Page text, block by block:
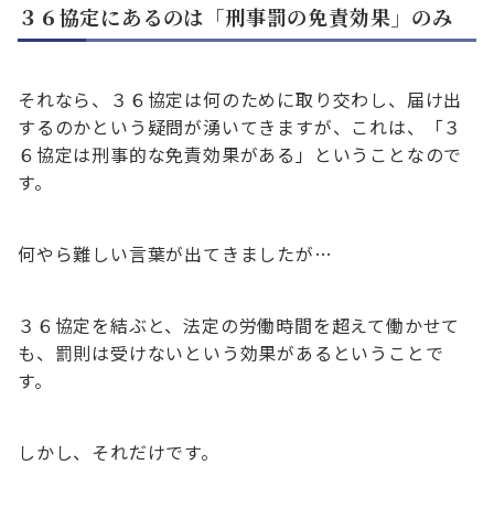
３６協定にあるのは「刑事罰の免責効果」のみ
それなら、３６協定は何のために取り交わし、届け出
するのかという疑問が湧いてきますが、これは、「３
６協定は刑事的な免責効果がある」ということなので
す。
何やら難しい言葉が出てきましたが…
３６協定を結ぶと、法定の労働時間を超えて働かせて
も、罰則は受けないという効果があるということで
す。
しかし、それだけです。